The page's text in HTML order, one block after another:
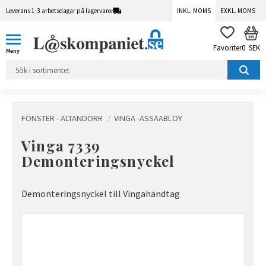
Leverans 1-3 arbetsdagar på lagervaror INKL. MOMS EXKL. MOMS
FAVORITER
0 SEK
FÖNSTER - ALTANDÖRR VINGA -ASSAABLOY
Vinga 7339
Demonteringsnyckel
Demonteringsnyckel till Vingahandtag